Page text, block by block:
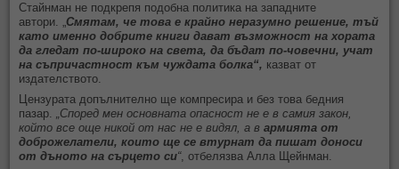
Стайнман не подкрепя подобна политика на западните
автори. „Смятам, че това е крайно неразумно решение, тъй
като именно добрите книги дават възможност на хората
да гледат по-широко на света, да бъдат по-човечни, учат
на съпричастност към чуждата болка“, казват от
издателството.
Цензурата допълнително ще компресира и без това бедния
пазар.„Според мен основната опасност не е в самия закон,
който все още никой от нас не е видял, а вармията от
доброжелатели, които ще се втурнат да пишат доноси
от дъното на сърцето си“, отбелязва Алла Щейнман.